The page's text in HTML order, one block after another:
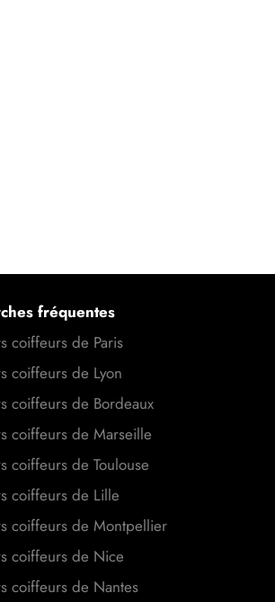
fréquentes
coiffeurs de Paris
coiffeurs de Lyon
coiffeurs de Bordeaux
coiffeurs de Marseille
coiffeurs de Toulouse
coiffeurs de Lille
coiffeurs de Montpellier
coiffeurs de Nice
coiffeurs de Nantes